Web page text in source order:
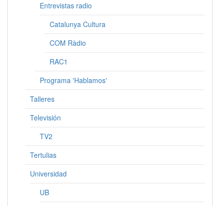
Entrevistas radio
Catalunya Cultura
COM Ràdio
RAC1
Programa 'Hablamos'
Talleres
Televisión
TV2
Tertulias
Universidad
UB